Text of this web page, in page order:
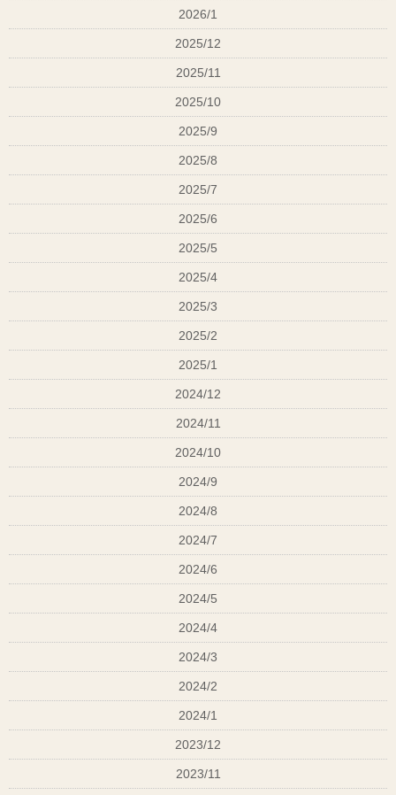
2026/1
2025/12
2025/11
2025/10
2025/9
2025/8
2025/7
2025/6
2025/5
2025/4
2025/3
2025/2
2025/1
2024/12
2024/11
2024/10
2024/9
2024/8
2024/7
2024/6
2024/5
2024/4
2024/3
2024/2
2024/1
2023/12
2023/11